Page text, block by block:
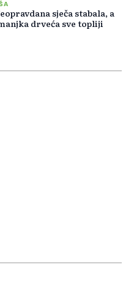
sječa stabala, a
drveća sve topliji